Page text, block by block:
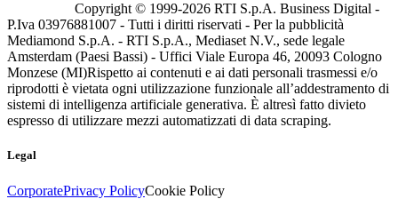
Copyright © 1999-2026 RTI S.p.A. Business Digital -
P.Iva 03976881007 - Tutti i diritti riservati - Per la pubblicità
Mediamond S.p.A. - RTI S.p.A., Mediaset N.V., sede legale
Amsterdam (Paesi Bassi) - Uffici Viale Europa 46, 20093 Cologno
Monzese (MI)Rispetto ai contenuti e ai dati personali trasmessi e/o
riprodotti è vietata ogni utilizzazione funzionale all’addestramento di
sistemi di intelligenza artificiale generativa. È altresì fatto divieto
espresso di utilizzare mezzi automatizzati di data scraping.
Legal
CorporatePrivacy PolicyCookie Policy